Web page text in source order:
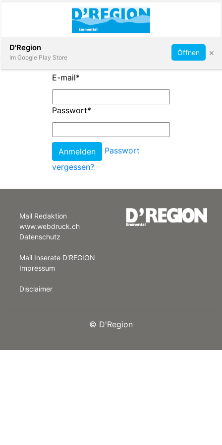
App
Abonnieren
E-mail*
Passwort*
Passwort
vergessen?
Mail Redaktion
www.webdruck.ch
Datenschutz
Mail Inserate D'REGION
Impressum
Disclaimer
© D'Region
D'Region
Im Google Play Store
Öffnen ×